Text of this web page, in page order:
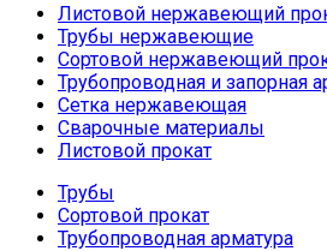
Листовой нержавеющий
Трубы нержавеющие
Сортовой нержавеющий
Трубопроводная и запорная
Сетка нержавеющая
Сварочные материалы
Листовой прокат
Трубы
Сортовой прокат
Трубопроводная арматура